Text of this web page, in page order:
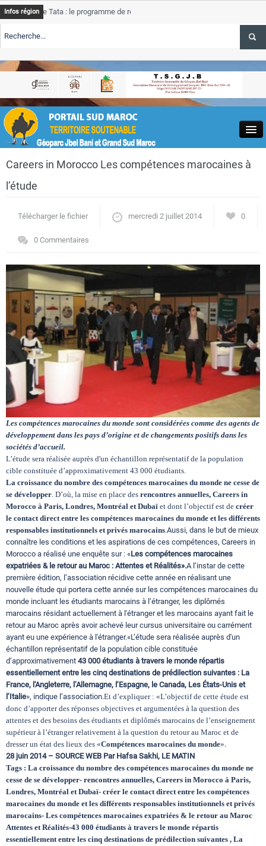
Close
Actualités
Circuits touristiques
Tourisme
Régions
Hotels
Evenements
Contact
Infos région
de Tata : le programme de rehabilitation post-inondations
TSGJB Tourisme : l’ONMT renforce l’aerien a Dakhla et
Tata
TSGJB Tourisme au Maroc : Transavia renforce les vols Paris-
Careers in Morocco Les compétences marocaines à
l’étude
Télécharger le fichier mercredi 2 juillet 2014 0
0 Commentaires
Les compétences marocaines du monde sont considérées comme des agents de
développement dans les pays d’origine et de changements positifs dans les
sociétés d’accueil.
L’étude sera réalisée auprès d'un échantillon représentatif de la population
cible constituée d’approximativement 43 000 étudiants.
La croissance du nombre des compétences marocaines du monde ne cesse de
se développer. D’où, la mise en place des rencontres annuelles, Careers in
Morocco à Paris, Londres, Montréal et Dubaï et dont l’objectif est de créer
le contact direct entre les compétences marocaines du monde et les différents
responsables institutionnels et privés marocains.Aussi, dans le but de mieux
connaître les conditions et les aspirations de ces compétences, Careers in
Morocco a réalisé une enquête sur : «Les compétences marocaines
expatriées & le retour au Maroc : Attentes et Réalités».A l’instar de cette
première édition, l’association récidive cette année en réalisant une
nouvelle étude qui portera cette année sur les compétences marocaines du
monde incluant les étudiants marocains à l’étranger, les diplômés
marocains résidant actuellement à l'étranger et les marocains ayant fait le
retour au Maroc après avoir achevé leur cursus universitaire ou carrément
ayant eu une expérience à l'étranger.«L’étude sera réalisée auprès d'un
échantillon représentatif de la population cible constituée
d’approximativement 43 000 étudiants à travers le monde répartis
essentiellement entre les cinq destinations de prédilection suivantes : La
France, l'Angleterre, l’Allemagne, l’Espagne, le Canada, Les États-Unis et
l’Italie», indique l’association.Et d’expliquer : «L’objectif de cette étude est
donc d’apporter des réponses objectives et argumentées à la question des
attentes et des besoins des étudiants et diplômés marocains de l’enseignement
supérieur à l’étranger relativement à la question du retour au Maroc et de
dresser un état des lieux des «Compétences marocaines du monde».
28 juin 2014 – SOURCE WEB Par Hafsa Sakhi, LE MATIN
Tags : La croissance du nombre des compétences marocaines du monde ne
cesse de se développer- rencontres annuelles, Careers in Morocco à Paris,
Londres, Montréal et Dubaï- créer le contact direct entre les compétences
marocaines du monde et les différents responsables institutionnels et privés
marocains- Les compétences marocaines expatriées & le retour au Maroc
Attentes et Réalités-43 000 étudiants à travers le monde répartis
essentiellement entre les cinq destinations de prédilection suivantes , La